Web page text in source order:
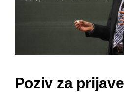
Poziv za